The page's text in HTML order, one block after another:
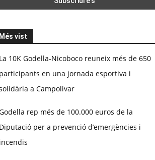
Més vist
La 10K Godella-Nicoboco reuneix més de 650
participants en una jornada esportiva i
a Campolivar
rep més de 100.000 euros de la
Diputació per a prevenció d’emergències i
incendis